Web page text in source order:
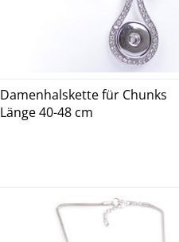
Details ansehen ›
Damenhalskette für Chunks
Länge 40-48 cm